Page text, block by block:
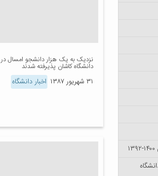
نزدیک به یک هزار دانشجو امسال در
دانشگاه کاشان پذیرفته شدند
۳۱ شهریور ۱۳۸۷ اخبار دانشگاه